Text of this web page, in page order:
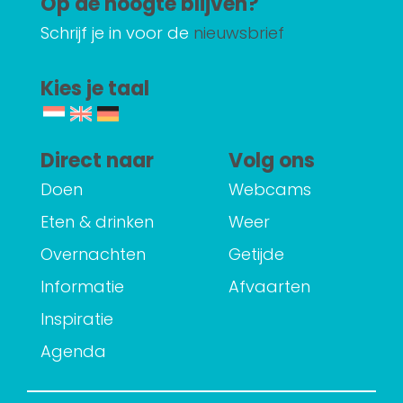
Schrijf je in voor de nieuwsbrief
Kies je taal
Direct naar
Doen
Eten & drinken
Overnachten
Informatie
Inspiratie
Agenda
Volg ons
Webcams
Weer
Getijde
Afvaarten